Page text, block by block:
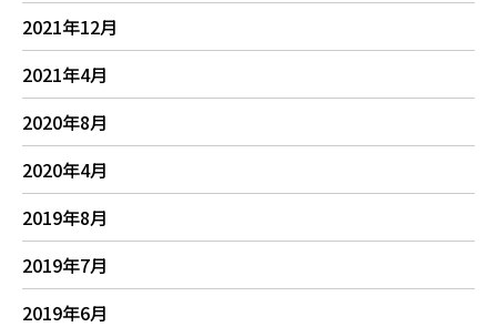
2021年12月
2021年4月
2020年8月
2020年4月
2019年8月
2019年7月
2019年6月